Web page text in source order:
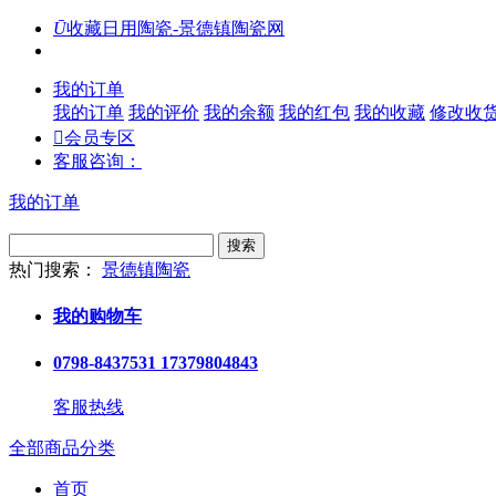
Ū收藏日用陶瓷-景德镇陶瓷网
我的订单
我的订单 我的评价 我的余额 我的红包 我的收藏 修改收
会员专区
客服咨询：
我的订单
搜索
热门搜索： 景德镇陶瓷
我的购物车
0798-8437531 17379804843
客服热线
全部商品分类
首页